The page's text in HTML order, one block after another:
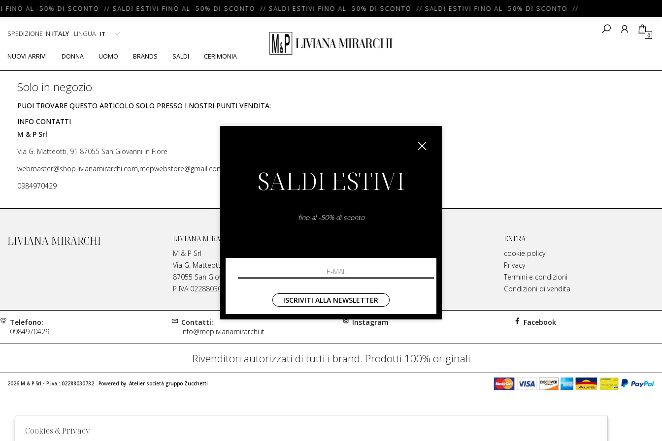
FINO AL -50% DI SCONTO // SALDI ESTIVI FINO AL -50% DI SCONTO // SALDI ESTIVI FINO AL -50% DI SCONTO // SALDI ESTIVI FINO AL -50% DI SCONTO //
SPEDIZIONE IN ITALY LINGUA 0
NUOVI ARRIVI DONNA UOMO BRANDS SALDI CERIMONIA
Solo in negozio
PUOI TROVARE QUESTO ARTICOLO SOLO PRESSO I NOSTRI PUNTI VENDITA:
INFO CONTATTI
M & P Srl
Via G. Matteotti, 91 87055 San Giovanni in Fiore
webmaster@shop.livianamirarchi.com,mepwebstore@gmail.com
0984970429
LIVIANA MIRARCHI
LIVIANA MIRARCHI
M & P Srl
Via G. Matteotti, 91
87055 San Giovanni in Fiore Italia
P IVA 02288030782
Contatti
Spedizione
EXTRA
cookie policy
Privacy
Termini e condizioni
Condizioni di vendita
Telefono:
0984970429
Contatti:
info@meplivianamirarchi.it
Instagram Facebook
Rivenditori autorizzati di tutti i brand. Prodotti 100% originali
2026 M & P Srl - P.iva : 02288030782 Powered by Atelier società gruppo Zucchetti
SALDI ESTIVI
fino al -50% di sconto
ISCRIVITI ALLA NEWSLETTER
Cookies & Privacy